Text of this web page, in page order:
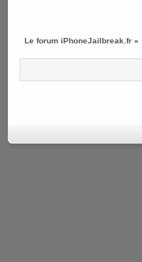
Le forum iPhoneJailbreak.fr »